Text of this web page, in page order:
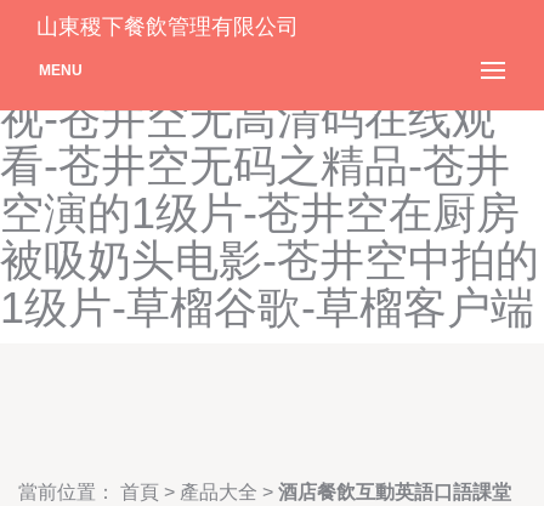
苍井空波多野结衣AA片-苍
井空大战-苍井空的挑色影
视-苍井空无高清码在线观
看-苍井空无码之精品-苍井
空演的1级片-苍井空在厨房
被吸奶头电影-苍井空中拍的
1级片-草榴谷歌-草榴客户端
山東稷下餐飲管理有限公司
MENU
當前位置： 首頁 > 產品大全 > 酒店餐飲互動英語口語課堂